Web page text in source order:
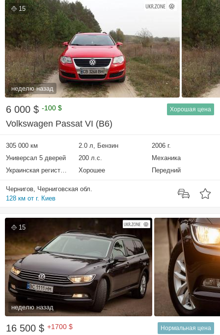
15
неделю назад
6 000 $ -100 $ Хорошая цена
Volkswagen Passat VI (B6)
305 000 км 2.0 л, Бензин
2006 г.
Универсал 5 дверей
200 л.с.
Механика
Украинская регистрация
Хорошее Передний
Чернигов, Черниговская обл.
128 км от г. Киев
15
неделю назад
16 500 $ +1700 $ Нормальная цена